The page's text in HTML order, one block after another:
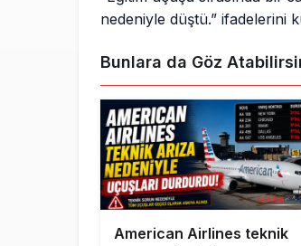
nedeniyle düştü.” ifadelerini
Bunlara da Göz
American Airlines teknik